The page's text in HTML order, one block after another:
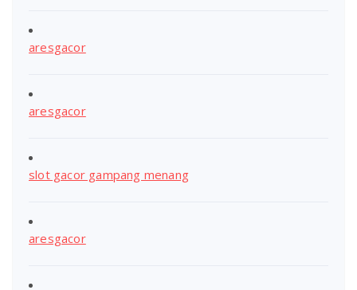
aresgacor
aresgacor
slot gacor gampang menang
aresgacor